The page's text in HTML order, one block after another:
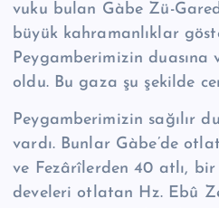
vuku bulan Gàbe Zü-
büyük kahramanlıklar
Peygamberimizin duasına
oldu. Bu gaza şu şekilde
Peygamberimizin sağılır
vardı. Bunlar Gàbe’de
ve Fezârîlerden 40 atlı, bir
develeri otlatan Hz. Ebû